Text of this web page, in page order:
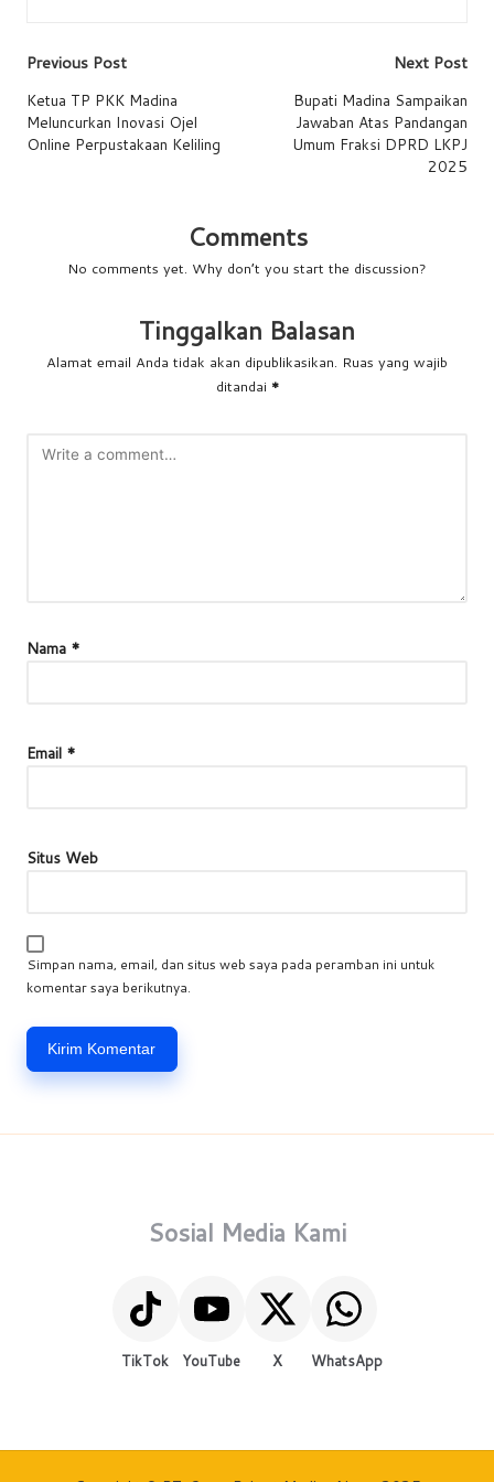
Post
navigation
Previous Post
Ketua TP PKK Madina
Meluncurkan Inovasi Ojel
Online Perpustakaan Keliling
Next Post
Bupati Madina Sampaikan
Jawaban Atas Pandangan
Umum Fraksi DPRD LKPJ
2025
Comments
No comments yet. Why don’t you start the discussion?
Tinggalkan Balasan
Alamat email Anda tidak akan dipublikasikan. Ruas yang wajib
ditandai *
Nama *
Email *
Situs Web
Simpan nama, email, dan situs web saya pada peramban ini untuk
komentar saya berikutnya.
Sosial Media Kami
TikTok YouTube X WhatsApp